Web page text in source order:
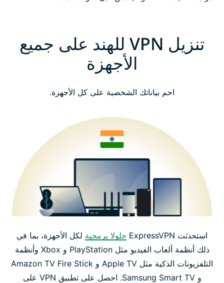
تنزيل VPN للهند على جميع
الأجهزة
احم بياناتك الشخصية على كل الأجهزة.
استحدثت ExpressVPN حلولا برمجية لكل الأجهزة، بما في
ذلك أنظمة ألعاب الفيديو مثل PlayStation و Xbox وأنظمة
التلفزيونات الذكية مثل Apple TV و Amazon TV Fire Stick
و Samsung Smart TV. احصل على تطبيق VPN على